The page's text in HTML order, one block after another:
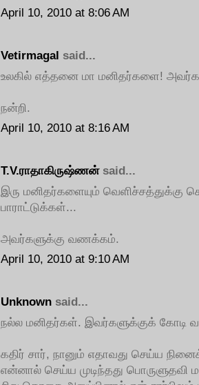
April 10, 2010 at 8:06 AM
Vetirmagal said...
உலகில் எத்தனை மா மனிதர்களை!
நன்றி.
April 10, 2010 at 8:16 AM
T.V.ராதாகிருஷ்ணன்said...
இரு மனிதர்களையும் வெளிச்சத்துக்கு
பாராட்டுக்கள்...
அவர்களுக்கு வணக்கம்.
April 10, 2010 at 9:10 AM
Unknown said...
நல்ல மனிதர்கள். இவர்களுக்குக்
கதிர் சார், நானும் எதாவது செய்ய
என்னால் செய்ய முடிந்தது பொருளுதவி